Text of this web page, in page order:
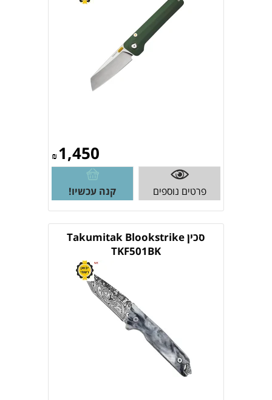
₪1,450
פרטים נוספים קנה עכשיו!
סכין Takumitak Blookstrike
TKF501BK